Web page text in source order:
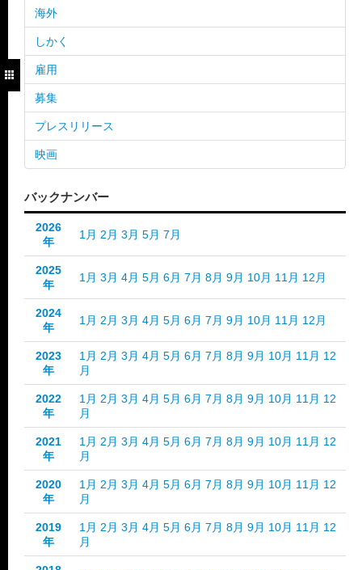
海外
しかく
雇用
募集
プレスリリース
映画
バックナンバー
2026
年
1月 2月 3月 5月 7月
2025
年
1月 3月 4月 5月 6月 7月 8月 9月 10月 11月 12月
2024
年
1月 2月 3月 4月 5月 6月 7月 9月 10月 11月 12月
2023
年
1月 2月 3月 4月 5月 6月 7月 8月 9月 10月 11月 12
月
2022
年
1月 2月 3月 4月 5月 6月 7月 8月 9月 10月 11月 12
月
2021
年
1月 2月 3月 4月 5月 6月 7月 8月 9月 10月 11月 12
月
2020
年
1月 2月 3月 4月 5月 6月 7月 8月 9月 10月 11月 12
月
2019
年
1月 2月 3月 4月 5月 6月 7月 8月 9月 10月 11月 12
月